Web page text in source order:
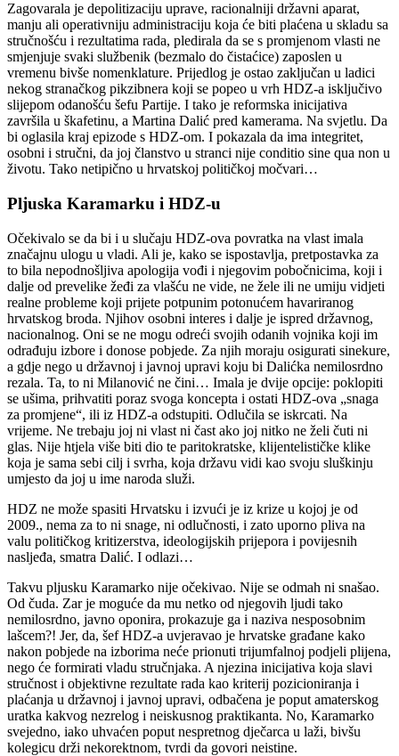
Zagovarala je depolitizaciju uprave, racionalniji državni aparat,
manju ali operativniju administraciju koja će biti plaćena u skladu sa
stručnošću i rezultatima rada, pledirala da se s promjenom vlasti ne
smjenjuje svaki službenik (bezmalo do čistaćice) zaposlen u
vremenu bivše nomenklature. Prijedlog je ostao zaključan u ladici
nekog stranačkog pikzibnera koji se popeo u vrh HDZ-a isključivo
slijepom odanošću šefu Partije. I tako je reformska inicijativa
završila u škafetinu, a Martina Dalić pred kamerama. Na svjetlu. Da
bi oglasila kraj epizode s HDZ-om. I pokazala da ima integritet,
osobni i stručni, da joj članstvo u stranci nije conditio sine qua non u
životu. Tako netipično u hrvatskoj političkoj močvari…
Pljuska Karamarku i HDZ-u
Očekivalo se da bi i u slučaju HDZ-ova povratka na vlast imala
značajnu ulogu u vladi. Ali je, kako se ispostavlja, pretpostavka za
to bila nepodnošljiva apologija vođi i njegovim pobočnicima, koji i
dalje od prevelike žeđi za vlašću ne vide, ne žele ili ne umiju vidjeti
realne probleme koji prijete potpunim potonućem havariranog
hrvatskog broda. Njihov osobni interes i dalje je ispred državnog,
nacionalnog. Oni se ne mogu odreći svojih odanih vojnika koji im
odrađuju izbore i donose pobjede. Za njih moraju osigurati sinekure,
a gdje nego u državnoj i javnoj upravi koju bi Dalićka nemilosrdno
rezala. Ta, to ni Milanović ne čini… Imala je dvije opcije: poklopiti
se ušima, prihvatiti poraz svoga koncepta i ostati HDZ-ova „snaga
za promjene“, ili iz HDZ-a odstupiti. Odlučila se iskrcati. Na
vrijeme. Ne trebaju joj ni vlast ni čast ako joj nitko ne želi čuti ni
glas. Nije htjela više biti dio te paritokratske, klijentelističke klike
koja je sama sebi cilj i svrha, koja državu vidi kao svoju sluškinju
umjesto da joj u ime naroda služi.
HDZ ne može spasiti Hrvatsku i izvući je iz krize u kojoj je od
2009., nema za to ni snage, ni odlučnosti, i zato uporno pliva na
valu političkog kritizerstva, ideologijskih prijepora i povijesnih
nasljeđa, smatra Dalić. I odlazi…
Takvu pljusku Karamarko nije očekivao. Nije se odmah ni snašao.
Od čuda. Zar je moguće da mu netko od njegovih ljudi tako
nemilosrdno, javno oponira, prokazuje ga i naziva nesposobnim
lašcem?! Jer, da, šef HDZ-a uvjeravao je hrvatske građane kako
nakon pobjede na izborima neće prionuti trijumfalnoj podjeli plijena,
nego će formirati vladu stručnjaka. A njezina inicijativa koja slavi
stručnost i objektivne rezultate rada kao kriterij pozicioniranja i
plaćanja u državnoj i javnoj upravi, odbačena je poput amaterskog
uratka kakvog nezrelog i neiskusnog praktikanta. No, Karamarko
svejedno, iako uhvaćen poput nespretnog dječarca u laži, bivšu
kolegicu drži nekorektnom, tvrdi da govori neistine.